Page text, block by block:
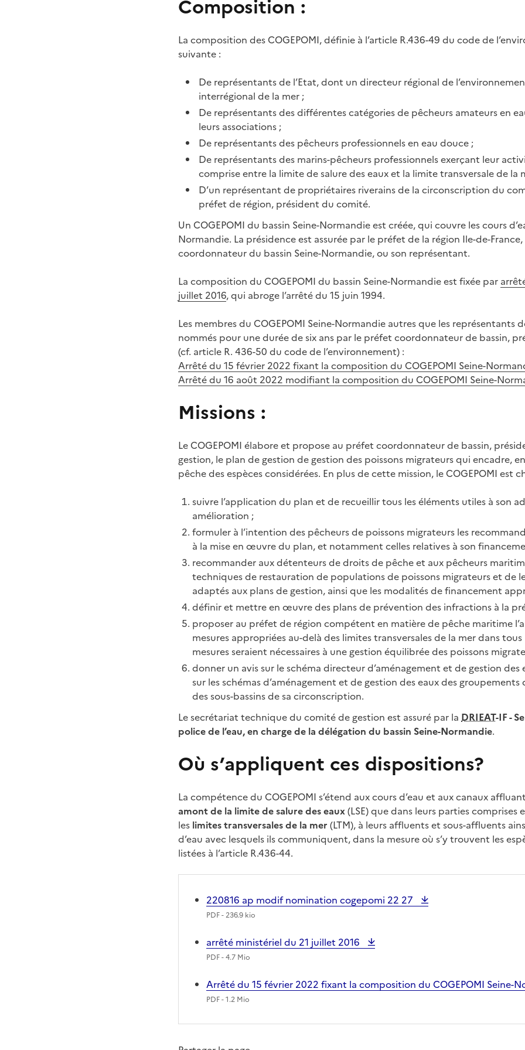
Composition :
La composition des COGEPOMI, définie à l’article R.436-49 du code de
suivante :
De représentants de l’Etat, dont un directeur régional de
interrégional de la mer ;
De représentants des différentes catégories de pêcheurs amateurs en
leurs associations ;
De représentants des pêcheurs professionnels en eau douce ;
De représentants des marins-pêcheurs professionnels exerçant leur
comprise entre la limite de salure des eaux et la limite transversale de la
D’un représentant de propriétaires riverains de la circonscription du
préfet de région, président du comité.
Un COGEPOMI du bassin Seine-Normandie est créée, qui couvre les cours
Normandie. La présidence est assurée par le préfet de la région Ile-de-
coordonnateur du bassin Seine-Normandie, ou son représentant.
La composition du COGEPOMI du bassin Seine-Normandie est fixée par
juillet 2016, qui abroge l’arrêté du 15 juin 1994.
Les membres du COGEPOMI Seine-Normandie autres que les représentants
nommés pour une durée de six ans par le préfet coordonnateur de bassin,
(cf. article R. 436-50 du code de l’environnement) :
Arrêté du 15 février 2022 fixant la composition du COGEPOMI Seine-
Arrêté du 16 août 2022 modifiant la composition du COGEPOMI Seine-
Missions :
Le COGEPOMI élabore et propose au préfet coordonnateur de bassin,
gestion, le plan de gestion de gestion des poissons migrateurs qui encadre,
pêche des espèces considérées. En plus de cette mission, le COGEPOMI est
suivre l’application du plan et de recueillir tous les éléments utiles à son
amélioration ;
formuler à l’intention des pêcheurs de poissons migrateurs les
à la mise en œuvre du plan, et notamment celles relatives à son
recommander aux détenteurs de droits de pêche et aux pêcheurs
techniques de restauration de populations de poissons migrateurs et de
adaptés aux plans de gestion, ainsi que les modalités de financement
définir et mettre en œuvre des plans de prévention des infractions à la
proposer au préfet de région compétent en matière de pêche maritime
mesures appropriées au-delà des limites transversales de la mer dans tous
mesures seraient nécessaires à une gestion équilibrée des poissons
donner un avis sur le schéma directeur d’aménagement et de gestion des
sur les schémas d’aménagement et de gestion des eaux des groupements
des sous-bassins de sa circonscription.
Le secrétariat technique du comité de gestion est assuré par la DRIEAT-IF -
police de l’eau, en charge de la délégation du bassin Seine-Normandie.
Où s’appliquent ces dispositions?
La compétence du COGEPOMI s’étend aux cours d’eau et aux canaux
amont de la limite de salure des eaux(LSE) que dans leurs parties
les limites transversales de la mer (LTM), à leurs affluents et sous-affluents
d’eau avec lesquels ils communiquent, dans la mesure où s’y trouvent les
listées à l’article R.436-44.
220816 ap modif nomination cogepomi 22 27
PDF- 236.9 kio
arrêté ministériel du 21 juillet 2016
PDF- 4.7 Mio
Arrêté du 15 février 2022 fixant la composition du COGEPOMI Seine-
PDF- 1.2 Mio